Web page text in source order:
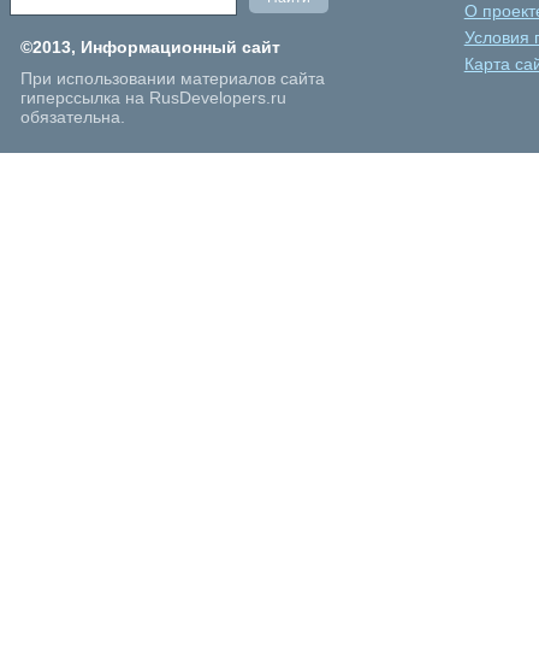
©2013, Информационный сайт
При использовании материалов сайта
гиперссылка на RusDevelopers.ru
обязательна.
О
Условия
Карта